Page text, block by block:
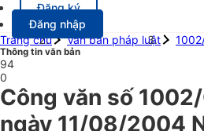
Đăng ký
Đăng nhập
Trang chủ
Văn bản pháp luật
Thông tin văn bản
94
0
Công văn số
ngày 11/08/2004